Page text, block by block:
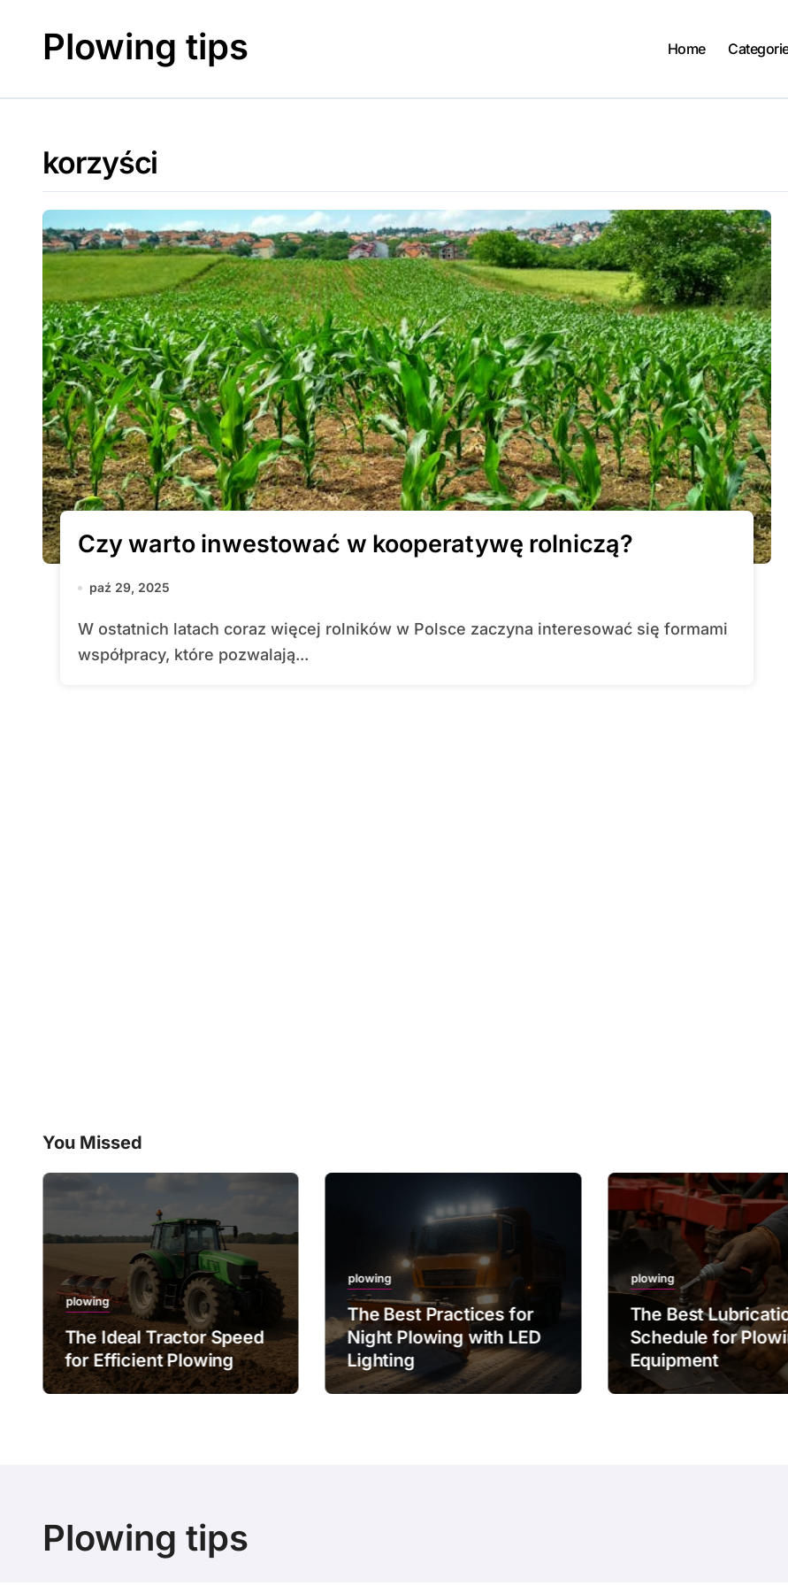
contentPlowing tips Home
korzyści
Czy warto inwestować w kooperatywę rolniczą?
paź 29, 2025
W ostatnich latach coraz więcej rolników w Polsce zaczyna interesować się formami
współpracy, które pozwalają...
You Missed
plowing
The Ideal Tractor Speed
for Efficient Plowing
plowing
The Best Practices for
Night Plowing with LED
Lighting
plowing
The Best
Schedule for
Equipment
Plowing tips